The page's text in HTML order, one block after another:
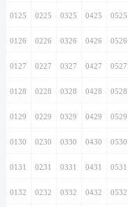
0125 0225 0325 0425 0525
0126 0226 0326 0426 0526
0127 0227 0327 0427 0527
0128 0228 0328 0428 0528
0129 0229 0329 0429 0529
0130 0230 0330 0430 0530
0131 0231 0331 0431 0531
0132 0232 0332 0432 0532